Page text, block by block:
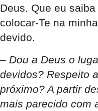
Deus. Que eu
colocar-Te na
devido.
– Dou a Deus o
devidos? Respeito
próximo? A partir
mais parecido com